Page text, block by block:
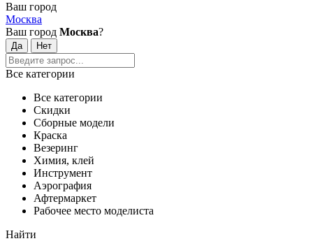
Ваш город
Москва
Ваш город Москва?
Все категории
Все категории
Скидки
Сборные модели
Краска
Везеринг
Химия, клей
Инструмент
Аэрография
Афтермаркет
Рабочее место моделиста
Найти